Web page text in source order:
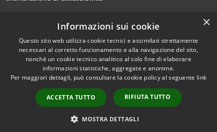
RSS
Accessibilità
Cookie
Mappa del sito
Difensore civico
Copyright © 2023 •
Comune di Noicàttaro
Powered byMunicipium
Redazione•Portale
dipendente
WebMail Dipendenti
×
Informazioni sui cookie
Questo sito web utilizza cookie tecnici e assimilati strettamente
necessari al corretto funzionamento e alla navigazione del sito,
nonché un cookie tecnico analitico al solo fine di elaborare
informazioni statistiche, aggregate e anonime.
Per maggiori dettagli, può consultare la cookie policy al seguente link
ACCETTA TUTTO RIFIUTA TUTTO
MOSTRA DETTAGLI